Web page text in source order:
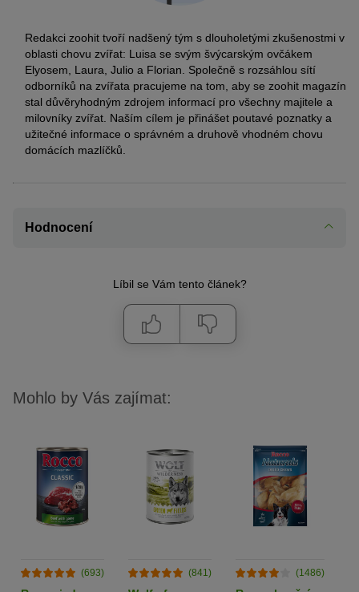
Redakci zoohit tvoří nadšený tým s dlouholetými zkušenostmi v
oblasti chovu zvířat: Luisa se svým švýcarským ovčákem
Elyosem, Laura, Julio a Florian. Společně s rozsáhlou sítí
odborníků na zvířata pracujeme na tom, aby se zoohit magazín
stal důvěryhodným zdrojem informací pro všechny majitele a
milovníky zvířat. Naším cílem je přinášet poutavé poznatky a
užitečné informace o správném a druhově vhodném chovu
domácích mazlíčků.
Hodnocení
Líbil se Vám tento článek?
Mohlo by Vás zajímat:
(693) (841) (1486)